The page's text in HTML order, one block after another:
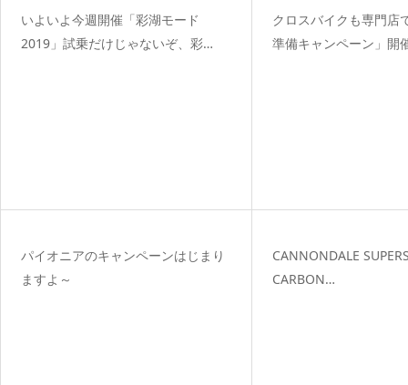
いよいよ今週開催「彩湖モード
2019」試乗だけじゃないぞ、彩…
クロスバイクも専門店
準備キャンペーン」開
パイオニアのキャンペーンはじまり
ますよ～
CANNONDALE
CARBON…